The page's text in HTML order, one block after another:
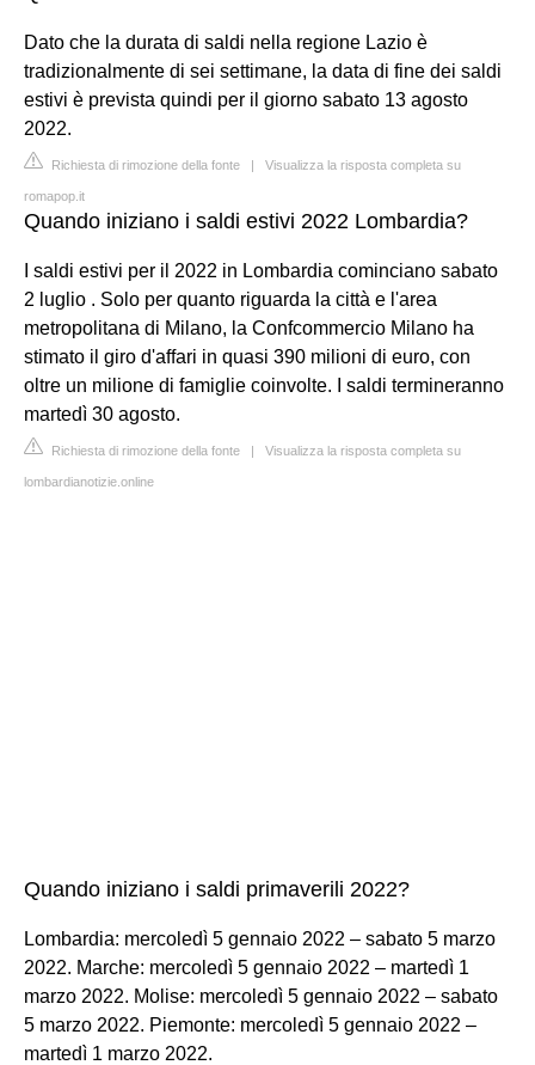
Dato che la durata di saldi nella regione Lazio è
tradizionalmente di sei settimane, la data di fine dei saldi
estivi è prevista quindi per il giorno sabato 13 agosto
2022.
Richiesta di rimozione della fonte | Visualizza la risposta completa su
romapop.it
Quando iniziano i saldi estivi 2022 Lombardia?
I saldi estivi per il 2022 in Lombardia cominciano sabato
2 luglio . Solo per quanto riguarda la città e l'area
metropolitana di Milano, la Confcommercio Milano ha
stimato il giro d'affari in quasi 390 milioni di euro, con
oltre un milione di famiglie coinvolte. I saldi termineranno
martedì 30 agosto.
Richiesta di rimozione della fonte | Visualizza la risposta completa su
lombardianotizie.online
Quando iniziano i saldi primaverili 2022?
Lombardia: mercoledì 5 gennaio 2022 – sabato 5 marzo
2022. Marche: mercoledì 5 gennaio 2022 – martedì 1
marzo 2022. Molise: mercoledì 5 gennaio 2022 – sabato
5 marzo 2022. Piemonte: mercoledì 5 gennaio 2022 –
martedì 1 marzo 2022.